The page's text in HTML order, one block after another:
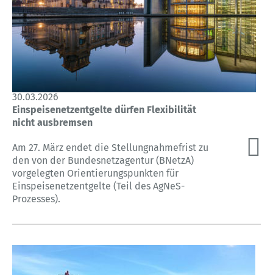
30.03.2026
Einspeisenetzentgelte dürfen Flexibilität
nicht ausbremsen
Am 27. März endet die Stellungnahmefrist zu
den von der Bundesnetzagentur (BNetzA)
vorgelegten Orientierungspunkten für
Einspeisenetzentgelte (Teil des AgNeS-
Prozesses).